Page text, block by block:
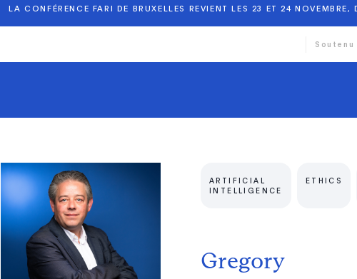
Gregory
ARTIFICIAL
INTELLIGENCE
ETHICS